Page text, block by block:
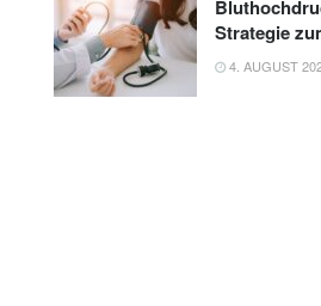
Strategie
4. AUGUST